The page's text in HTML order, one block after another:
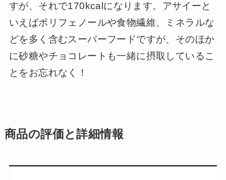
すが、それで170kcalになります。アサイーと
いえばポリフェノールや食物繊維、ミネラルな
どを多く含むスーパーフードですが、そのほか
に砂糖やチョコレートも一緒に摂取しているこ
とをお忘れなく！
商品の評価と詳細情報